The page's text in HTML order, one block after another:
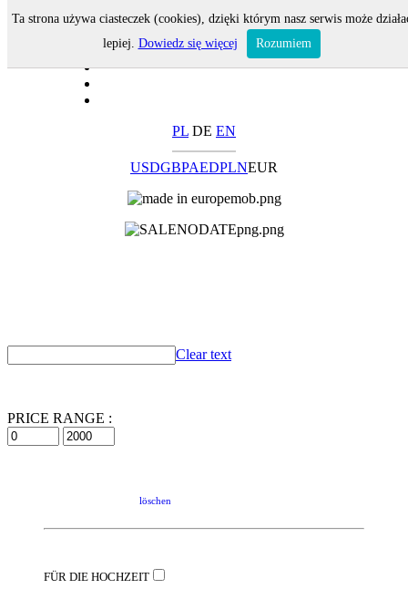
PL DE EN
USDGBPAEDPLNEUR
Clear text
PRICE RANGE :
löschen
FÜR DIE HOCHZEIT
Ta strona używa ciasteczek (cookies), dzięki którym nasz serwis może
lepiej. Dowiedz się więcej Rozumiem